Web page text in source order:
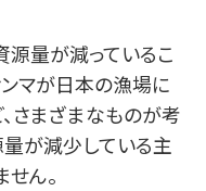
量が減っているこ
マが日本の漁場に
さまざまなものが考
量が減少している主
ん。